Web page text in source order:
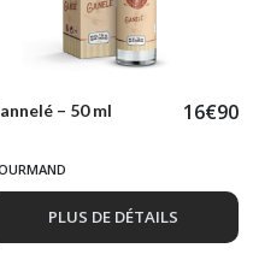
– 50 ml 16€90
PLUS DE DÉTAILS